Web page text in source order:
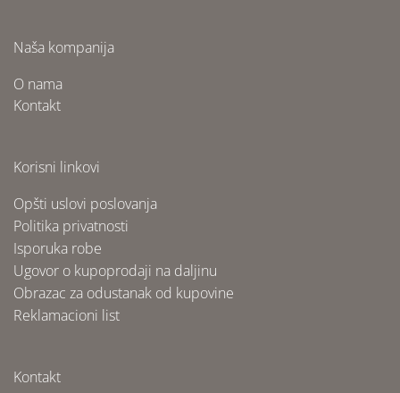
Naša kompanija
O nama
Kontakt
Korisni linkovi
Opšti uslovi poslovanja
Politika privatnosti
Isporuka robe
Ugovor o kupoprodaji na daljinu
Obrazac za odustanak od kupovine
Reklamacioni list
Kontakt